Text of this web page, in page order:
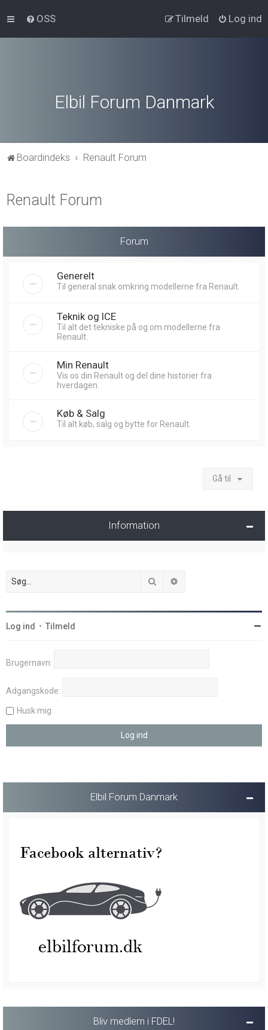
OSS Log ind
Tilmeld
Elbil Forum Danmark
Boardindeks Renault Forum
Renault Forum
Forum
Generelt
Til general snak omkring modellerne fra Renault.
Teknik og ICE
Til alt det tekniske på og om modellerne fra
Renault.
Min Renault
Vis os din Renault og del dine historier fra
hverdagen.
Køb & Salg
Til alt køb, salg og bytte for Renault.
Gå til
Information
Søg
Log ind • Tilmeld
Brugernavn:
Adgangskode:
Husk mig
Elbil Forum Danmark
Bliv medlem i FDEL!